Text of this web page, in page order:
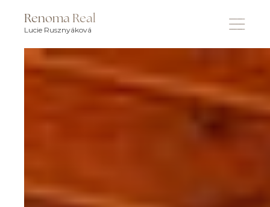
Renoma Real
Lucie Rusznyáková